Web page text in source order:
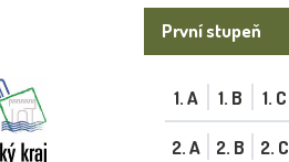
První stupeň
1. A 1. B 1. C
2. A 2. B 2. C